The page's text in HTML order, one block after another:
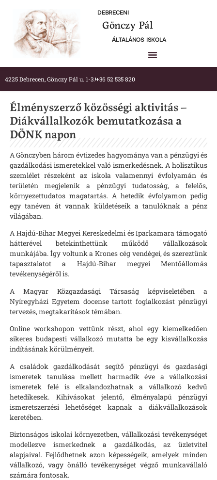
DEBRECENI
Gönczy Pál
ÁLTALÁNOS ISKOLA
4225 Debrecen, Gönczy Pál u. 1-3.+36 52 535 820
Élményszerző közösségi aktivitás –
Diákvállalkozók bemutatkozása a
DÖNK napon
A Gönczyben három évtizedes hagyománya van a pénzügyi és
gazdálkodási ismeretekkel való ismerkedésnek. A holisztikus
szemlélet részeként az iskola valamennyi évfolyamán és
területén megjelenik a pénzügyi tudatosság, a felelős,
környezettudatos magatartás. A hetedik évfolyamon pedig
egy tanéven át vannak küldetéseik a tanulóknak a pénz
világában.
A Hajdú-Bihar Megyei Kereskedelmi és Iparkamara támogató
hátterével betekinthettünk működő vállalkozások
munkájába. Így voltunk a Krones cég vendégei, és szereztünk
tapasztalatot a Hajdú-Bihar megyei Mentőállomás
tevékenységéről is.
A Magyar Közgazdasági Társaság képviseletében a
Nyíregyházi Egyetem docense tartott foglalkozást pénzügyi
tervezés, megtakarítások témában.
Online workshopon vettünk részt, ahol egy kiemelkedően
sikeres budapesti vállalkozó mutatta be egy kisvállalkozás
indításának körülményeit.
A családok gazdálkodását segítő pénzügyi és gazdasági
ismeretek tanulása mellett harmadik éve a vállalkozási
ismeretek felé is elkalandozhatnak a vállalkozó kedvű
hetedikesek. Kihívásokat jelentő, élményalapú pénzügyi
ismeretszerzési lehetőséget kapnak a diákvállalkozások
keretében.
Biztonságos iskolai környezetben, vállalkozási tevékenységet
modellezve ismerkednek a gazdálkodás, az üzletvitel
alapjaival. Fejlődhetnek azon képességeik, amelyek minden
vállalkozó, vagy önálló tevékenységet végző munkavállaló
számára fontosak.